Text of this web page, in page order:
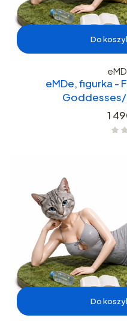
Do
eMDe, figurka -
1
Do